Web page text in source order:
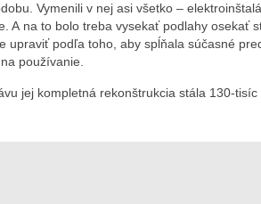
Vymenili v nej asi všetko –
A na to bolo treba vysekať podlahy osekať
upraviť podľa toho, aby spĺňala súčasné
používanie.
jej kompletná rekonštrukcia stála 130-